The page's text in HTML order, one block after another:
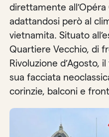
direttamente all’Opéra
adattandosi però al
vietnamita. Situato
Quartiere Vecchio, di
Rivoluzione d’Agosto,
sua facciata
corinzie, balconi e